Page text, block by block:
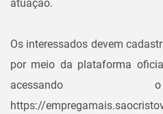
atuação.
Os interessados devem
por meio da plataforma
acessando
https://